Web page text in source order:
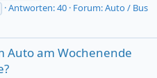
Antworten: 40 Forum:Auto / Bus
Auto am Wochenende